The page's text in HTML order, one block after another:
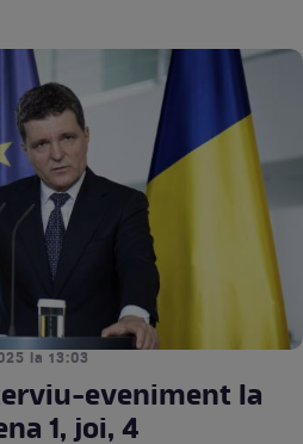
la 13:03
eveniment la
1, joi, 4